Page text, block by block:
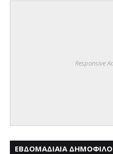
Responsive
ΕΒΔΟΜΑΔΙΑΙΑ